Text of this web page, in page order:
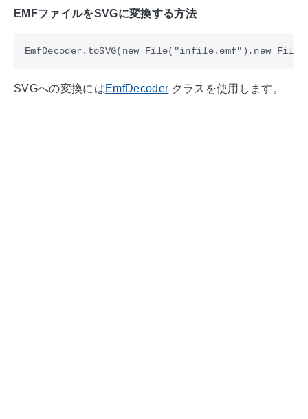
EMFファイルをSVGに変換する方法
SVGへの変換にはEmfDecoder クラスを使用します。